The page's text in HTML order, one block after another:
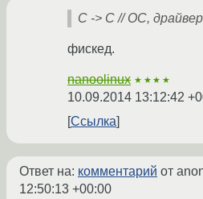
C -> C // ОС,
фискед.
nanoolinux ★★★★
10.09.2014 13:12:42
Ссылка
Ответ на: комментарий от
12:50:13 +00:00